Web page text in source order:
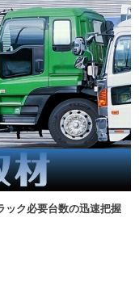
ック必要台数の迅速把握